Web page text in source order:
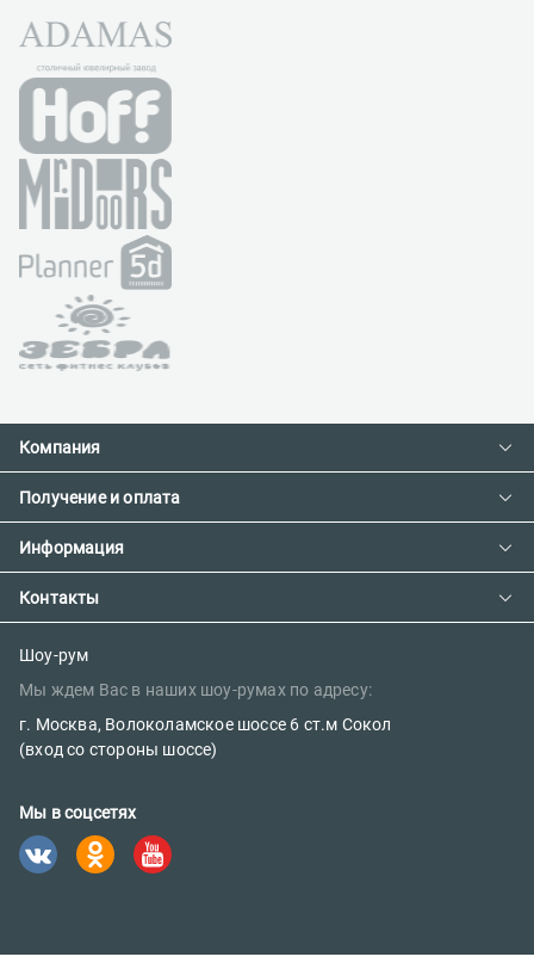
Компания
Контакты
О компании
Сотрудничество
Наш блог
Получение и оплата
Доставка и оплата
Предзаказ товара с фабрики
Информация
Как сделать заказ
Политика конфиденциальности
Контакты
E-mail:
sales@parketov-store.ru
Телефоны:
Шоу-рум
Мы ждем Вас в наших шоу-румах по адресу:
г. Москва, Волоколамское шоссе 6 ст.м Сокол
(вход со стороны шоссе)
Мы в соцсетях